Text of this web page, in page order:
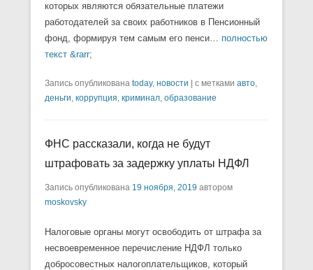
которых являются обязательные платежи
работодателей за своих работников в Пенсионный
фонд, формируя тем самым его пенси… полностью
текст &rarr;
Запись опубликована today, новости с метками авто,
деньги, коррупция, криминал, образование
ФНС рассказали, когда не будут
штрафовать за задержку уплаты НДФЛ
Запись опубликована 19 ноября, 2019 автором
moskovsky
Налоговые органы могут освободить от штрафа за
несвоевременное перечисление НДФЛ только
добросовестных налогоплательщиков, который